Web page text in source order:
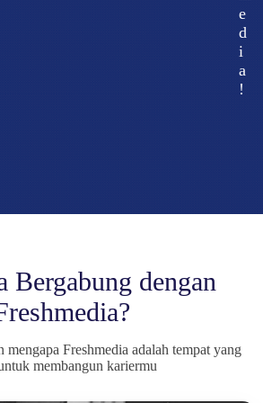
e
d
i
a
!
Bergabung dengan
mengapa Freshmedia adalah tempat yang
membangun kariermu